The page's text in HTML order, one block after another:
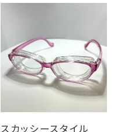
スカッシースタイル